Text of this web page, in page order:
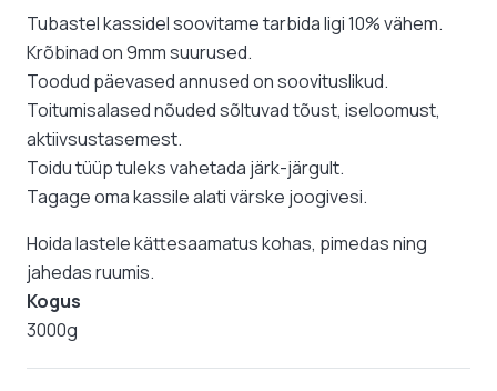
Tubastel kassidel soovitame tarbida ligi 10% vähem.
Krõbinad on 9mm suurused.
Toodud päevased annused on soovituslikud.
Toitumisalased nõuded sõltuvad tõust, iseloomust,
aktiivsustasemest.
Toidu tüüp tuleks vahetada järk-järgult.
Tagage oma kassile alati värske joogivesi.
Hoida lastele kättesaamatus kohas, pimedas ning
jahedas ruumis.
Kogus
3000g